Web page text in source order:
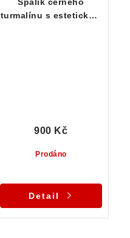
turmalínu s estetickým
Prodáno
900 Kč
Detail